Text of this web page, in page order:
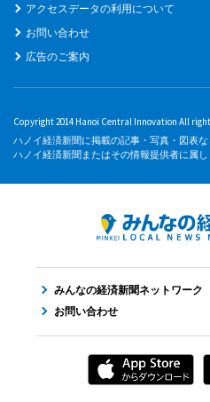
アクセスデータの利用について
お問い合わせ
広告のご案内
Copyright 2014 Hanoi Central Innovation All
ハノイ経済新聞に掲載の記事・写真・図表
ハノイ経済新聞またはその情報提供者に属し
みんなの経済新聞ネットワーク
お問い合わせ